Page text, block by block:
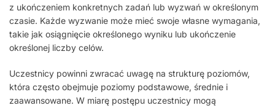
z ukończeniem konkretnych zadań lub wyzwań w określonym
czasie. Każde wyzwanie może mieć swoje własne wymagania,
takie jak osiągnięcie określonego wyniku lub ukończenie
określonej liczby celów.
Uczestnicy powinni zwracać uwagę na strukturę poziomów,
która często obejmuje poziomy podstawowe, średnie i
zaawansowane. W miarę postępu uczestnicy mogą